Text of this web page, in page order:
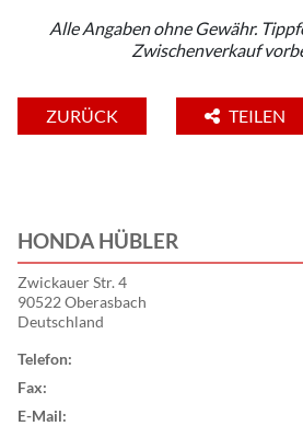
Alle Angaben ohne Gewähr.
Zwischenverkauf
ZURÜCK TEILEN
HONDA HÜBLER
Zwickauer Str. 4
90522 Oberasbach
Deutschland
Telefon:
Fax:
E-Mail: